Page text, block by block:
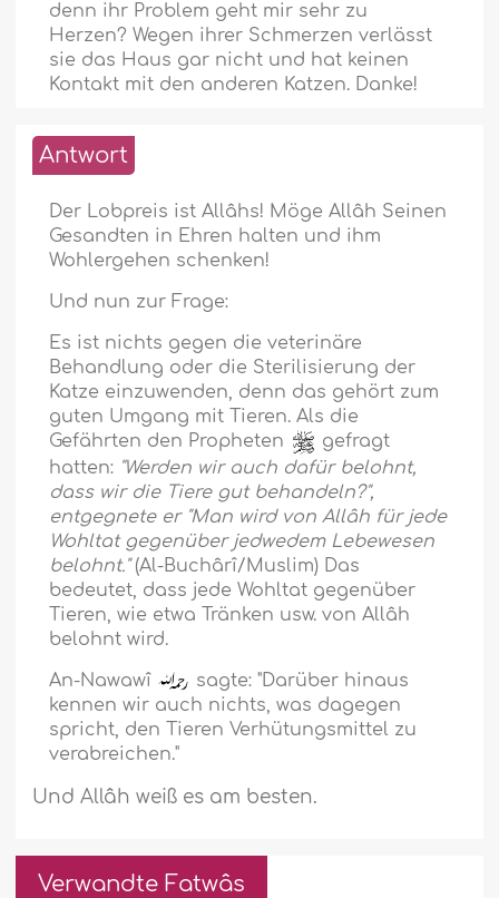
denn ihr Problem geht mir sehr zu
Herzen? Wegen ihrer Schmerzen verlässt
sie das Haus gar nicht und hat keinen
Kontakt mit den anderen Katzen. Danke!
Antwort
Der Lobpreis ist Allâhs! Möge Allâh Seinen
Gesandten in Ehren halten und ihm
Wohlergehen schenken!
Und nun zur Frage:
Es ist nichts gegen die veterinäre
Behandlung oder die Sterilisierung der
Katze einzuwenden, denn das gehört zum
guten Umgang mit Tieren. Als die
Gefährten den Propheten
gefragt
hatten: "Werden wir auch dafür belohnt,
dass wir die Tiere gut behandeln?",
entgegnete er "Man wird von Allâh für jede
Wohltat gegenüber jedwedem Lebewesen
belohnt."(Al-Buchârî/Muslim) Das
bedeutet, dass jede Wohltat gegenüber
Tieren, wie etwa Tränken usw. von Allâh
belohnt wird.
An-Nawawî
sagte: "Darüber hinaus
kennen wir auch nichts, was dagegen
spricht, den Tieren Verhütungsmittel zu
verabreichen."
Und Allâh weiß es am besten.
Verwandte Fatwâs